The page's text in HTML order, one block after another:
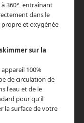
360°, entraînant
dans le
et oxygénée
sur la
100%
de circulation de
l'eau et de le
pour qu'il
la surface de votre